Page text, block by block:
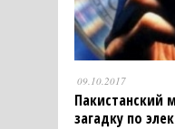
09.10.2017
Пакистанский
загадку по